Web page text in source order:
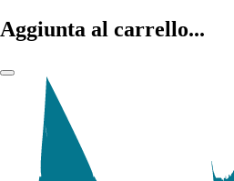
Aggiunta al carrello...